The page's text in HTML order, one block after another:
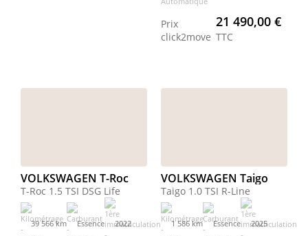
Prix
click2move
21 490,00 €
TTC
VOLKSWAGEN T-Roc
T-Roc 1.5 TSI DSG Life
39 566 km Essence 2022
VOLKSWAGEN Taigo
Taigo 1.0 TSI R-Line
1 586 km Essence 2025